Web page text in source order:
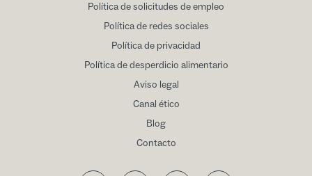
Política de solicitudes de empleo
Política de redes sociales
Política de privacidad
Política de desperdicio alimentario
Aviso legal
Canal ético
Blog
Contacto